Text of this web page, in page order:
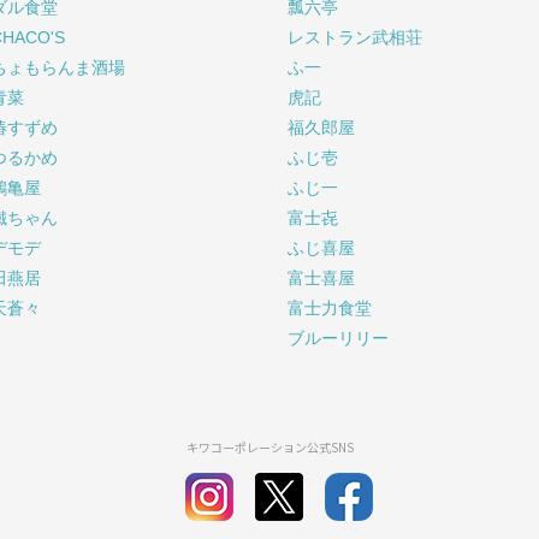
ル食堂
ょもらんま酒場
菜
すずめ
るかめ
亀屋
ちゃん
モデ
燕居
蒼々
瓢六亭
レストラン武相荘
ふ一
虎記
福久郎屋
ふじ壱
ふじ一
富士㐂
ふじ喜屋
富士喜屋
富士力食堂
ブルーリリー
キワコーポレーション公式SNS